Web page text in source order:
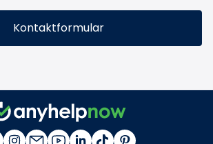
Kontaktformular